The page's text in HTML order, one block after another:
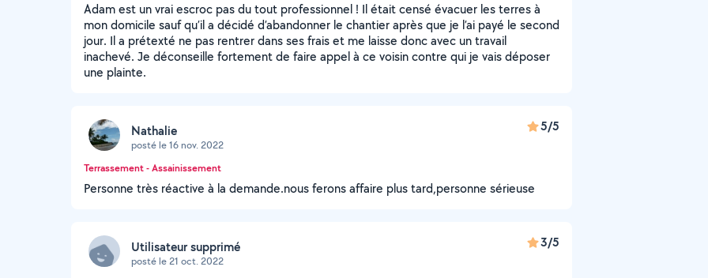
Adam est un vrai escroc pas du tout professionnel ! Il était censé évacuer les terres à
mon domicile sauf qu’il a décidé d’abandonner le chantier après que je l’ai payé le second
jour. Il a prétexté ne pas rentrer dans ses frais et me laisse donc avec un travail
inachevé. Je déconseille fortement de faire appel à ce voisin contre qui je vais déposer
une plainte.
Nathalie
posté le 16 nov. 2022
5/5
Terrassement - Assainissement
Personne très réactive à la demande.nous ferons affaire plus tard,personne sérieuse
Utilisateur supprimé
posté le 21 oct. 2022
3/5